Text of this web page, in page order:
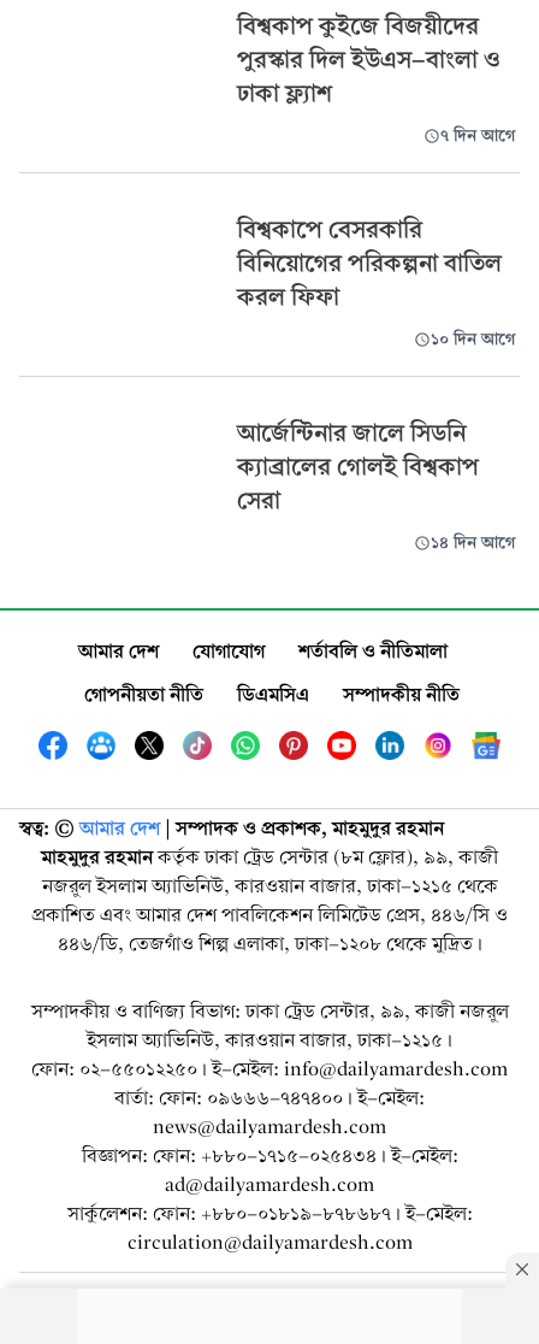
বিশ্বকাপ কুইজে বিজয়ীদের
পুরস্কার দিল ইউএস-বাংলা ও
ঢাকা ফ্ল্যাশ
৭ দিন আগে
বিশ্বকাপে বেসরকারি
বিনিয়োগের পরিকল্পনা বাতিল
করল ফিফা
১০ দিন আগে
আর্জেন্টিনার জালে সিডনি
ক্যাব্রালের গোলই বিশ্বকাপ
সেরা
১৪ দিন আগে
আমার দেশ যোগাযোগ
শর্তাবলি ও নীতিমালা
গোপনীয়তা নীতি
ডিএমসিএ সম্পাদকীয় নীতি
স্বত্ব: ©️ আমার দেশ| সম্পাদক ও প্রকাশক, মাহমুদুর রহমান
মাহমুদুর রহমানকর্তৃক ঢাকা ট্রেড সেন্টার (৮ম ফ্লোর), ৯৯, কাজী
নজরুল ইসলাম অ্যাভিনিউ, কারওয়ান বাজার, ঢাকা-১২১৫ থেকে
প্রকাশিত এবং আমার দেশ পাবলিকেশন লিমিটেড প্রেস, ৪৪৬/সি ও
৪৪৬/ডি, তেজগাঁও শিল্প এলাকা, ঢাকা-১২০৮ থেকে মুদ্রিত।
সম্পাদকীয় ও বাণিজ্য বিভাগ: ঢাকা ট্রেড সেন্টার, ৯৯, কাজী নজরুল
ইসলাম অ্যাভিনিউ, কারওয়ান বাজার, ঢাকা-১২১৫।
ফোন: ০২-৫৫০১২২৫০। ই-মেইল: info@dailyamardesh.com
বার্তা: ফোন: ০৯৬৬৬-৭৪৭৪০০। ই-মেইল:
news@dailyamardesh.com
বিজ্ঞাপন: ফোন: +৮৮০-১৭১৫-০২৫৪৩৪ । ই-মেইল:
ad@dailyamardesh.com
সার্কুলেশন: ফোন: +৮৮০-০১৮১৯-৮৭৮৬৮৭ । ই-মেইল:
circulation@dailyamardesh.com